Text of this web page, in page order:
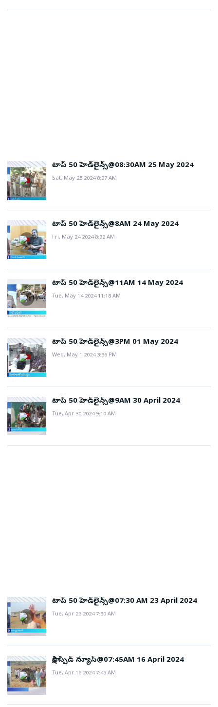
టాప్ 50 హెడ్‌లైన్స్@08:30AM 25 May 2024
Sat, May 25 2024 8:37 AM
టాప్ 50 హెడ్‌లైన్స్@8AM 24 May 2024
Fri, May 24 2024 8:32 AM
టాప్ 50 హెడ్‌లైన్స్@11AM 14 May 2024
Tue, May 14 2024 11:18 AM
టాప్ 50 హెడ్‌లైన్స్@3PM 01 May 2024
Wed, May 1 2024 3:36 PM
టాప్ 50 హెడ్‌లైన్స్@9AM 30 April 2024
Tue, Apr 30 2024 9:10 AM
టాప్ 50 హెడ్‌లైన్స్@07:30 AM 23 April 2024
Tue, Apr 23 2024 7:30 AM
సాక్షి స్పీడ్ న్యూస్@07:45AM 16 April 2024
Tue, Apr 16 2024 7:45 AM